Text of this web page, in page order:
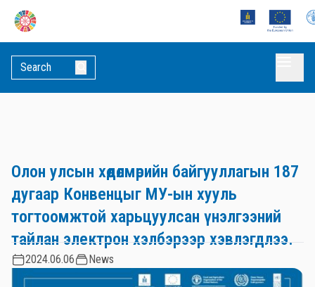
Олон улсын хөдөлмөрийн байгууллагын 187
дугаар Конвенцыг МУ-ын хууль
тогтоомжтой харьцуулсан үнэлгээний
тайлан электрон хэлбэрээр хэвлэгдлээ.
2024.06.06 News